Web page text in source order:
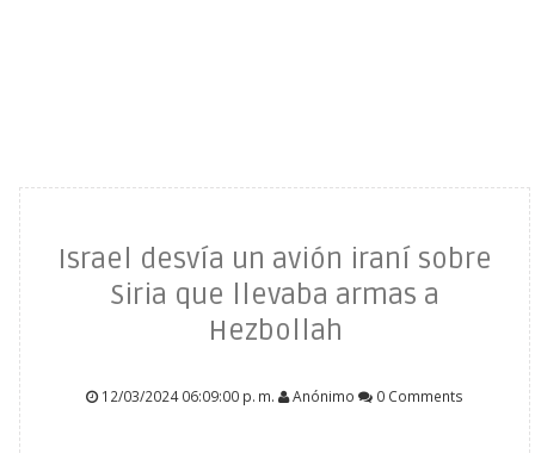
Israel desvía un avión iraní sobre
Siria que llevaba armas a
Hezbollah
12/03/2024 06:09:00 p. m. Anónimo 0 Comments